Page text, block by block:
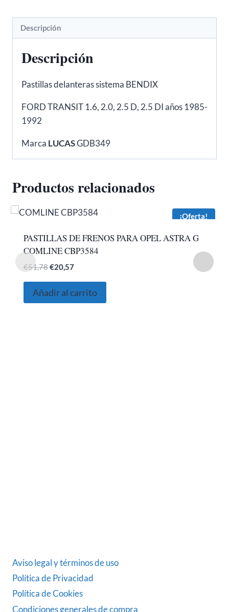
LUCAS
cantidad
Descripción
Descripción
Pastillas delanteras sistema BENDIX
FORD TRANSIT 1.6, 2.0, 2.5 D, 2.5 DI años 1985-
1992
Marca LUCASGDB349
Productos relacionados
¡Oferta!
PASTILLAS DE FRENOS PARA OPEL ASTRA G
COMLINE CBP3584
€51,78 El
original
era:
€20,57El
actual
es:
Añadir al carrito
Aviso legal y términos de uso
Política de Privacidad
Política de Cookies
Condiciones generales de compra